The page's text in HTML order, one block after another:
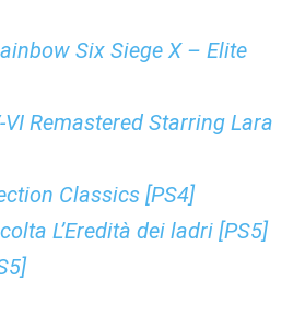
Six Siege X – Elite
VI Remastered Starring Lara
Classics [PS4]
L’Eredità dei ladri [PS5]